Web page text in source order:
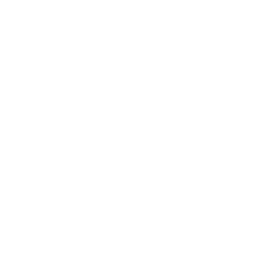
em Dependência de álcool
Comorbidade Psiquiátrica
Depressão e Ansiedade
Interior de São Paulo
para Depressão